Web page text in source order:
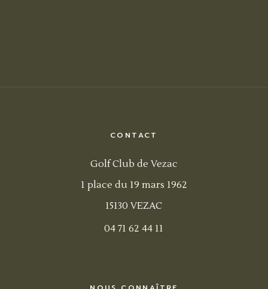
CONTACT
Golf Club de Vezac
1 place du 19 mars 1962
15130 VEZAC
04 71 62 44 11